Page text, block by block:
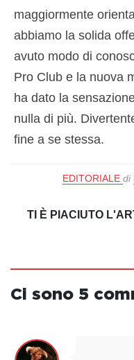
maggiormente
abbiamo la solida
avuto modo di
Pro Club e la nuova
ha dato la
nulla di più.
fine a se stessa.
EDITORIALE di
TI È PIACIUTO
Ci sono 5